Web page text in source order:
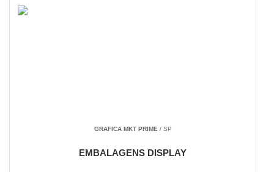
GRAFICA MKT PRIME/ SP
EMBALAGENS DISPLAY